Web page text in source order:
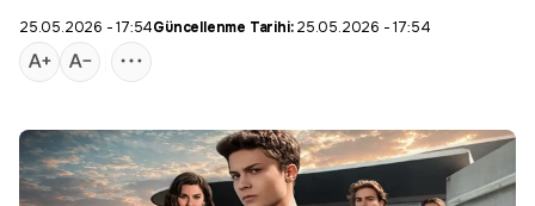
25.05.2026 - 17:54Güncellenme Tarihi:25.05.2026 - 17:54